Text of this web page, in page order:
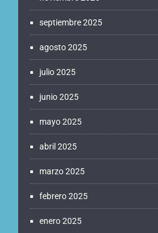
septiembre 2025
agosto 2025
julio 2025
junio 2025
mayo 2025
abril 2025
marzo 2025
febrero 2025
enero 2025